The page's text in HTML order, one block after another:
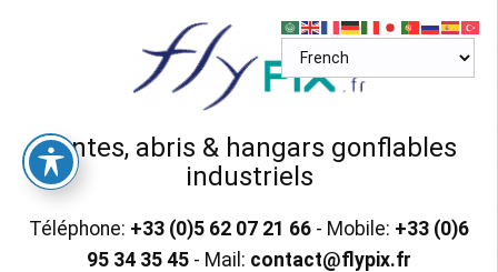
Tentes, abris & hangars gonflables
industriels
Téléphone: +33 (0)5 62 07 21 66 - Mobile: +33 (0)6
95 34 35 45 - Mail: contact@flypix.fr